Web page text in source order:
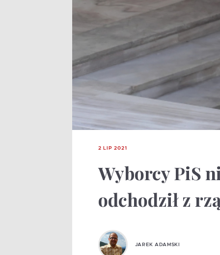
2 LIP 2021
Wyborcy PiS
odchodził z
JAREK ADAMSKI